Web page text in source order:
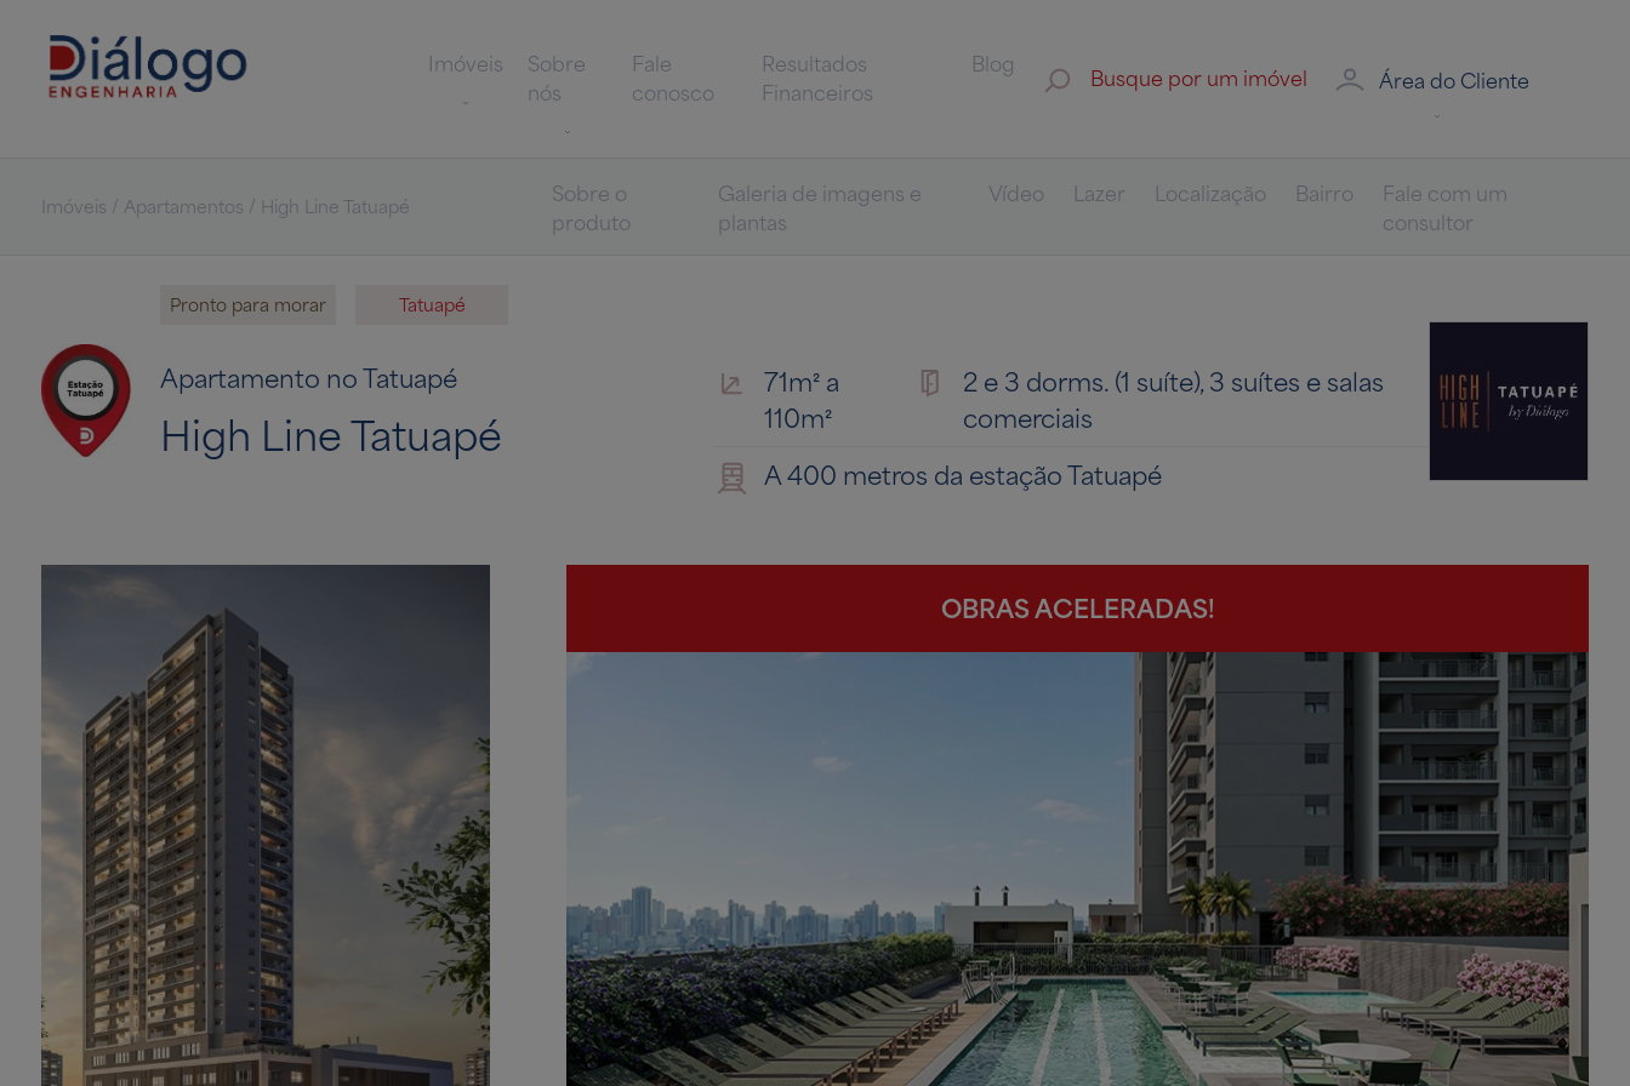
Imóveis
Sobre
nós
Fale
conosco
Resultados
Financeiros
Blog
Área do Cliente
Imóveis / Apartamentos / High Line Tatuapé
Sobre o
produto
Galeria de imagens e
plantas
Vídeo Lazer Localização Bairro
Fale com um
consultor
Pronto para morar Tatuapé
Apartamento no Tatuapé
High Line Tatuapé
71m² a
110m²
2 e 3 dorms. (1 suíte), 3 suítes e salas
comerciais
A 400 metros da estação Tatuapé
OBRAS ACELERADAS!